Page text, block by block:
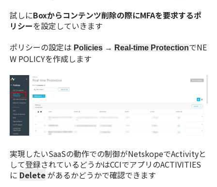
試しにBoxからコンテンツ削除の際にMFAを要求するポ
リシーを設定していきます
ポリシーの設定は Policies → Real-time ProtectionでNE
W POLICYを作成します
実現したいSaaSの動作での制御がNetskopeでActivityと
して登録されているどうかはCCIでアプリのACTIVITIES
に Deleteがあるかどうかで確認できます